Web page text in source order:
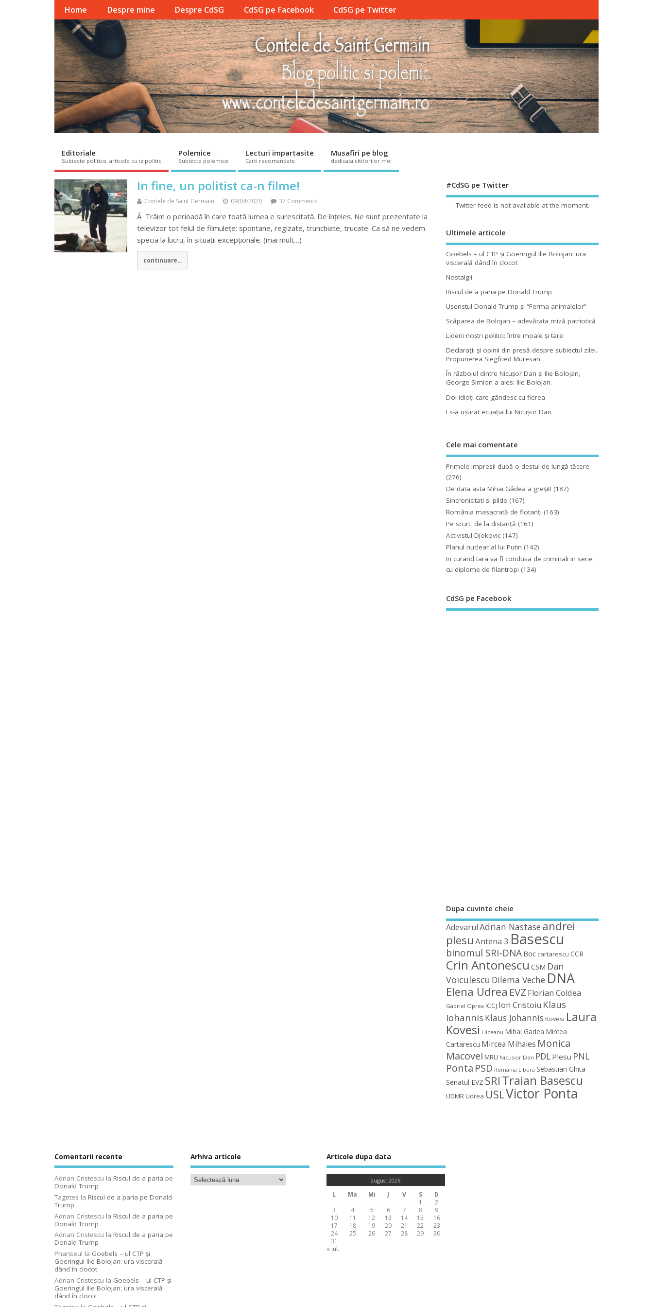
Home Despre mine Despre CdSG CdSG pe Facebook CdSG pe Twitter
Editoriale
Subiecte politice, articole cu iz politic
Polemice
Subiecte polemice
Lecturi impartasite
Carti recomandate
Musafiri pe blog
dedicata cititorilor mei
In fine, un politist ca-n filme!
Contele de Saint Germain 09/04/2020 37 Comments
Â Trăim o perioadă în care toată lumea e surescitată. De înțeles. Ne sunt prezentate la
televizor tot felul de filmulețe: spontane, regizate, trunchiate, trucate. Ca să ne vedem
specia la lucru, în situații excepționale. (mai mult…)
continuare...
#CdSG pe Twitter
Twitter feed is not available at the moment.
Ultimele articole
Goebels – ul CTP şi Goeringul Ilie Bolojan: ura
viscerală dând în clocot
Nostalgii
Riscul de a paria pe Donald Trump
Useristul Donald Trump şi “Ferma animalelor”
Scăparea de Bolojan – adevărata miză patriotică
Liderii noştri politici: între moale şi tare
Declaraţii şi opinii din presă despre subiectul zilei.
Propunerea Siegfried Muresan
În războiul dintre Nicuşor Dan şi Ilie Bolojan,
George Simion a ales: Ilie Bolojan.
Doi idioţi care gândesc cu fierea
I s-a uşurat ecuaţia lui Nicuşor Dan
Cele mai comentate
Primele impresii după o destul de lungă tăcere
(276)
De data asta Mihai Gâdea a greşit! (187)
Sincronicitati si pilde (167)
România masacrată de flotanţi (163)
Pe scurt, de la distanță (161)
Activistul Djokovic (147)
Planul nuclear al lui Putin (142)
In curand tara va fi condusa de criminali in serie
cu diplome de filantropi (134)
CdSG pe Facebook
Dupa cuvinte cheie
Adevarul Adrian Nastaseandrei
plesu Antena 3 Basescu
binomul SRI-DNA Boc cartarescu CCR
Crin Antonescu CSM Dan
Voiculescu Dilema Veche DNA
Elena Udrea EVZ Florian Coldea
Gabriel Oprea ICCJ Ion Cristoiu Klaus
Iohannis Klaus Johannis Kovesi Laura
Kovesi Liiceanu Mihai Gadea Mircea
Cartarescu Mircea Mihaies Monica
Macovei MRU Nicusor Dan PDL Plesu PNL
Ponta PSD Romania Libera Sebastian Ghita
Senatul EVZ SRITraian Basescu
UDMRUdrea USLVictor Ponta
Comentarii recente
Adrian Cristescu la Riscul de a paria pe
Donald Trump
Tagetes la Riscul de a paria pe Donald
Trump
Adrian Cristescu la Riscul de a paria pe
Donald Trump
Adrian Cristescu la Riscul de a paria pe
Donald Trump
Phariseul la Goebels – ul CTP şi
Goeringul Ilie Bolojan: ura viscerală
dând în clocot
Adrian Cristescu la Goebels – ul CTP şi
Goeringul Ilie Bolojan: ura viscerală
dând în clocot
Arhiva articole Articole dupa data
august 2026
L Ma Mi J V S
D
1
2
3
4 5 6 7 8
9
10
11 12 13 14 15
16
17
18 19 20 21 22
23
24
25 26 27 28 29
30
31
« iul.